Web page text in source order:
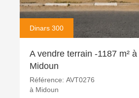
Dinars 300
A vendre terrain -1187 m²
Midoun
Référence: AVT0276
à Midoun